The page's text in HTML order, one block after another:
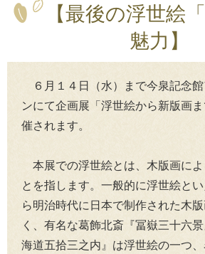
【最後の浮世絵
魅力】
６月１４日（水）まで今泉記念館
ンにて企画展「浮世絵から新版画
催されます。
本展での浮世絵とは、木版画によ
とを指します。一般的に浮世絵と
ら明治時代に日本で制作された木
く、有名な葛飾北斎『冨嶽三十六
海道五拾三之内』は浮世絵の一つ